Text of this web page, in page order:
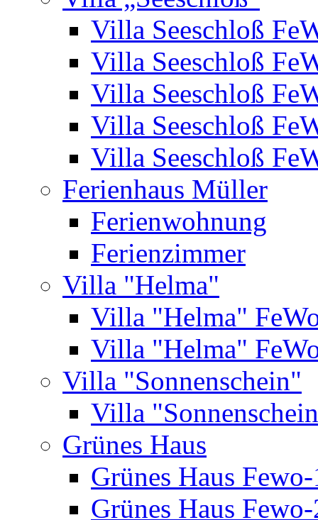
Villa Seeschloß
Villa Seeschloß
Villa Seeschloß
Villa Seeschloß
Villa Seeschloß
Ferienhaus Müller
Ferienwohnung
Ferienzimmer
Villa "Helma"
Villa "Helma"
Villa "Helma"
Villa "Sonnenschein"
Villa
Grünes Haus
Grünes Haus
Grünes Haus